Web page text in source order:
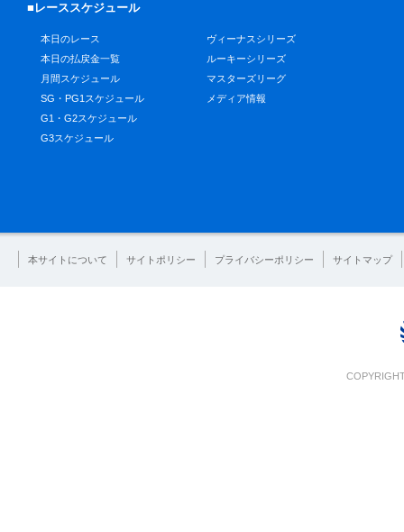
■レーススケジュール
本日のレース
本日の払戻金一覧
月間スケジュール
SG・PG1スケジュール
G1・G2スケジュール
G3スケジュール
ヴィーナスシリーズ
ルーキーシリーズ
マスターズリーグ
メディア情報
本サイトについて サイトポリシー プライバシーポリシー サイトマップ